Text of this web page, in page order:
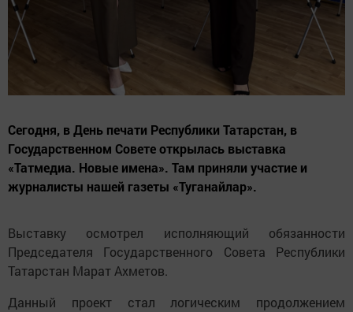
Сегодня, в День печати Республики Татарстан, в
Государственном Совете открылась выставка
«Татмедиа. Новые имена». Там приняли участие и
журналисты нашей газеты «Туганайлар».
Выставку осмотрел исполняющий обязанности
Председателя Государственного Совета Республики
Татарстан Марат Ахметов.
Данный проект стал логическим продолжением